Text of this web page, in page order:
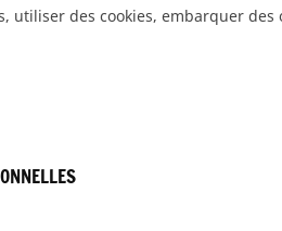
utiliser des cookies, embarquer